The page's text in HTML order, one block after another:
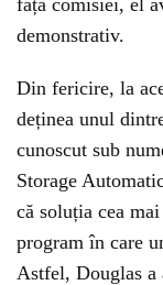
fața comisiei, el
demonstrativ.
Din fericire, la
deținea unul
cunoscut sub
Storage
că soluția cea
program în care
Astfel, Douglas a